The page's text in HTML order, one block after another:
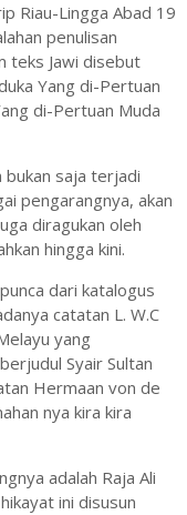
Riau-Lingga Abad 19
penulisan
teks Jawi disebut
Yang di-Pertuan
di-Pertuan Muda
bukan saja terjadi
pengarangnya, akan
diragukan oleh
hingga kini.
dari katalogus
catatan L. W.C
yang
Syair Sultan
Hermaan von de
nya kira kira
adalah Raja Ali
ini disusun